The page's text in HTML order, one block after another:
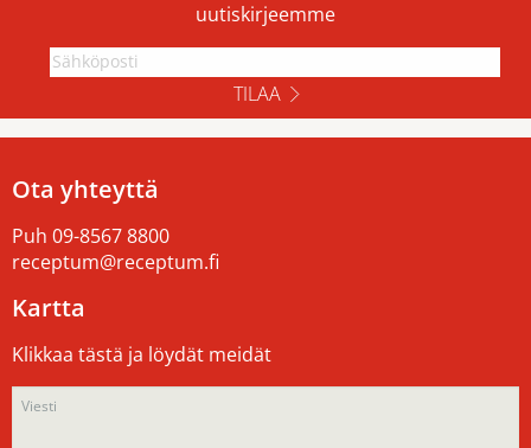
uutiskirjeemme
TILAA
Ota yhteyttä
Puh 09-8567 8800
receptum@receptum.fi
Kartta
Klikkaa tästä ja löydät meidät